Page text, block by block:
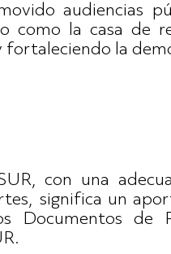
audiencias
como la casa de
la
con una
significa un
Documentos de